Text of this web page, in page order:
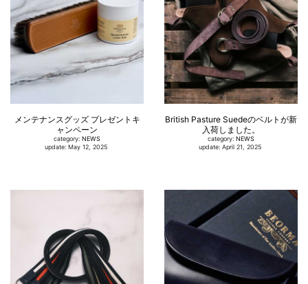
メンテナンスグッズ プレゼントキ
ャンペーン
category: NEWS
update: May 12, 2025
British Pasture Suedeのベルトが新
入荷しました。
category: NEWS
update: April 21, 2025